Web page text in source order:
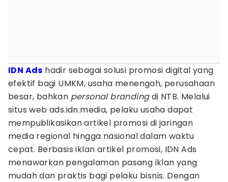
IDN Ads hadir sebagai solusi promosi digital yang
efektif bagi UMKM, usaha menengah, perusahaan
besar, bahkan personal brandingdi NTB. Melalui
situs web ads.idn.media, pelaku usaha dapat
mempublikasikan artikel promosi di jaringan
media regional hingga nasional dalam waktu
cepat. Berbasis iklan artikel promosi, IDN Ads
menawarkan pengalaman pasang iklan yang
mudah dan praktis bagi pelaku bisnis. Dengan